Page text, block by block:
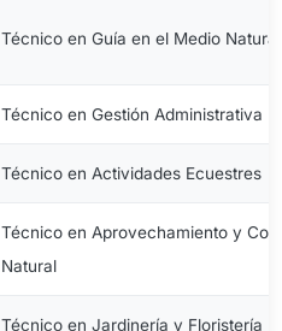
Técnico en Guía en el Medio
Técnico en Gestión Administrativa
Técnico en Actividades Ecuestres
Técnico en Aprovechamiento y
Natural
Técnico en Jardinería y Floristería